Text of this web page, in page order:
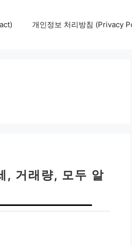
개인정보 처리방침 (Privacy
, 거래량, 모두 알